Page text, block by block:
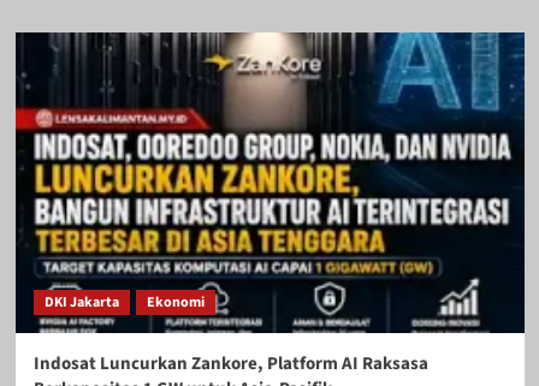
DKI Jakarta Ekonomi
Indosat Luncurkan Zankore, Platform AI Raksasa